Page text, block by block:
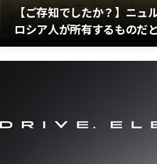
【ご存知でしたか？】ニ
ロシア人が所有するもの
トの運命は？